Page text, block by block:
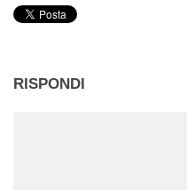
RISPONDI